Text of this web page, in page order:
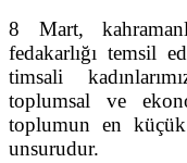
8 Mart,
fedakarlığı temsil
timsali
toplumsal ve
toplumun en
unsurudur.